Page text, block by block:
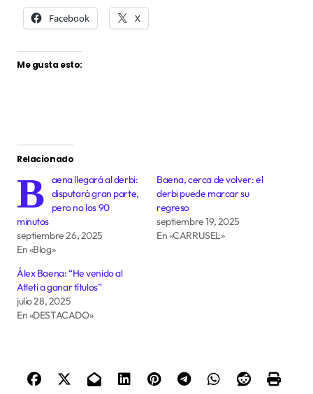
Facebook X
Me gusta esto:
Relacionado
B
aena llegará al derbi:
disputará gran parte,
pero no los 90
minutos
septiembre 26, 2025
En «Blog»
Baena, cerca de volver: el
derbi puede marcar su
regreso
septiembre 19, 2025
En «CARRUSEL»
Álex Baena: “He venido al
Atleti a ganar títulos”
julio 28, 2025
En «DESTACADO»